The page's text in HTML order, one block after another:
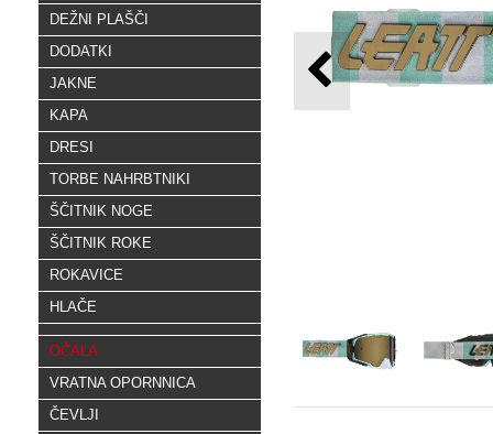
DEŽNI PLAŠČI
DODATKI
JAKNE
KAPA
DRESI
TORBE NAHRBTNIKI
ŠČITNIK NOGE
ŠČITNIK ROKE
ROKAVICE
HLAČE
OČALA
VRATNA OPORNNICA
ČEVLJI